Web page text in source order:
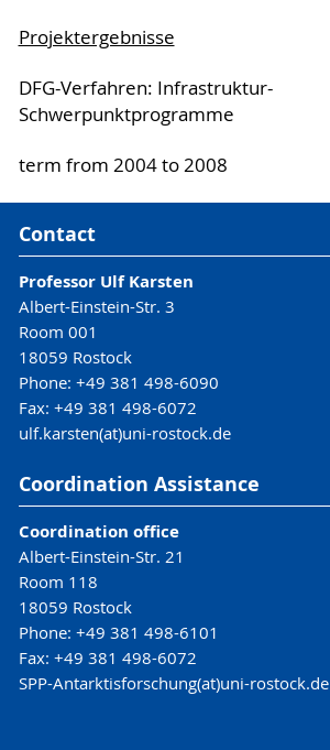
Projektergebnisse
DFG-Verfahren: Infrastruktur-
Schwerpunktprogramme
term from 2004 to 2008
Contact
Professor Ulf Karsten
Albert-Einstein-Str. 3
Room 001
18059 Rostock
Phone: +49 381 498-6090
Fax: +49 381 498-6072
ulf.karsten(at)uni-rostock.de
Coordination Assistance
Coordination office
Albert-Einstein-Str. 21
Room 118
18059 Rostock
Phone: +49 381 498-6101
Fax: +49 381 498-6072
SPP-Antarktisforschung(at)uni-rostock.de